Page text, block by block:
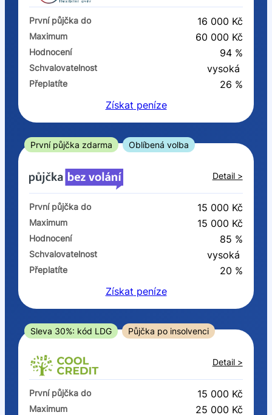
První půjčka zdarma
–
ano
Ve zkušebce
ano
ne
V exekuci
ano
ne
Po insolvenci
V hotovosti
ano
První půjčka do 16 000 Kč
Maximum 60 000 Kč
Hodnocení 94 %
Schvalovatelnost vysoká
Přeplatíte
26 %
Získat peníze
První půjčka zdarma Oblíbená volba
Detail >
První půjčka do 15 000 Kč
Maximum 15 000 Kč
Hodnocení 85 %
Schvalovatelnost vysoká
Přeplatíte
20 %
Získat peníze
Sleva 30%: kód LDG Půjčka po insolvenci
Detail >
První půjčka do 15 000 Kč
Maximum 25 000 Kč